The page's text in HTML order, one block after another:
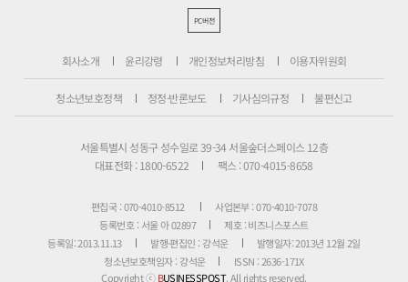
PC버전
회사소개 윤리강령 개인정보처리방침 이용자위원회
청소년보호정책 정정·반론보도 기사심의규정 불편신고
서울특별시 성동구 성수일로 39-34 서울숲더스페이스 12층
대표전화 : 1800-6522
팩스 : 070-4015-8658
편집국 : 070-4010-8512
사업본부 : 070-4010-7078
등록번호 : 서울 아 02897
제호 : 비즈니스포스트
등록일: 2013.11.13
발행·편집인 : 강석운
발행일자: 2013년 12월 2일
청소년보호책임자 : 강석운
ISSN : 2636-171X
Copyright ⓒBUSINESSPOST. All rights reserved.